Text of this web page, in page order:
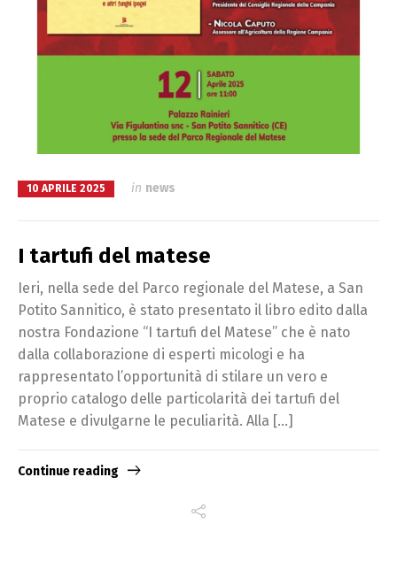
10 APRILE 2025 in news
I tartufi del matese
Ieri, nella sede del Parco regionale del Matese, a San
Potito Sannitico, è stato presentato il libro edito dalla
nostra Fondazione “I tartufi del Matese” che è nato
dalla collaborazione di esperti micologi e ha
rappresentato l’opportunità di stilare un vero e
proprio catalogo delle particolarità dei tartufi del
Matese e divulgarne le peculiarità. Alla […]
Continue reading